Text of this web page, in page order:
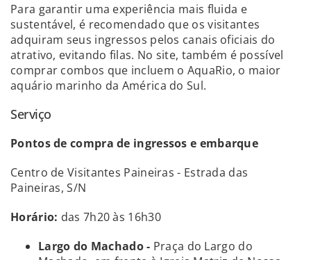
Para garantir uma experiência mais fluida e
sustentável, é recomendado que os visitantes
adquiram seus ingressos pelos canais oficiais do
atrativo, evitando filas. No site, também é possível
comprar combos que incluem o AquaRio, o maior
aquário marinho da América do Sul.
Serviço
Pontos de compra de ingressos e embarque
Centro de Visitantes Paineiras - Estrada das
Paineiras, S/N
Horário: das 7h20 às 16h30
Largo do Machado - Praça do Largo do